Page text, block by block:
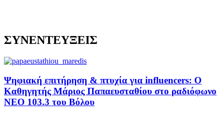
ΣΥΝΕΝΤΕΥΞΕΙΣ
Ψηφιακή επιτήρηση & πτυχία για influencers: Ο
Καθηγητής Μάριος Παπαευσταθίου στο ραδιόφωνο
NEO 103.3 του Βόλου